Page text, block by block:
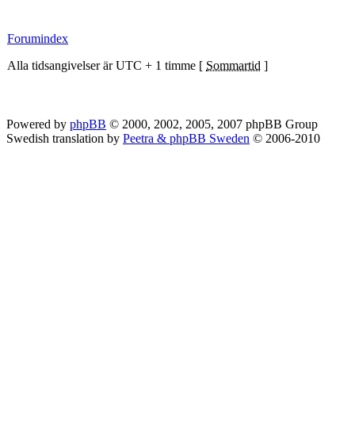
Forumindex
Alla tidsangivelser är UTC + 1 timme [ Sommartid ]
Powered by phpBB © 2000, 2002, 2005, 2007 phpBB Group
Swedish translation by Peetra & phpBB Sweden © 2006-2010